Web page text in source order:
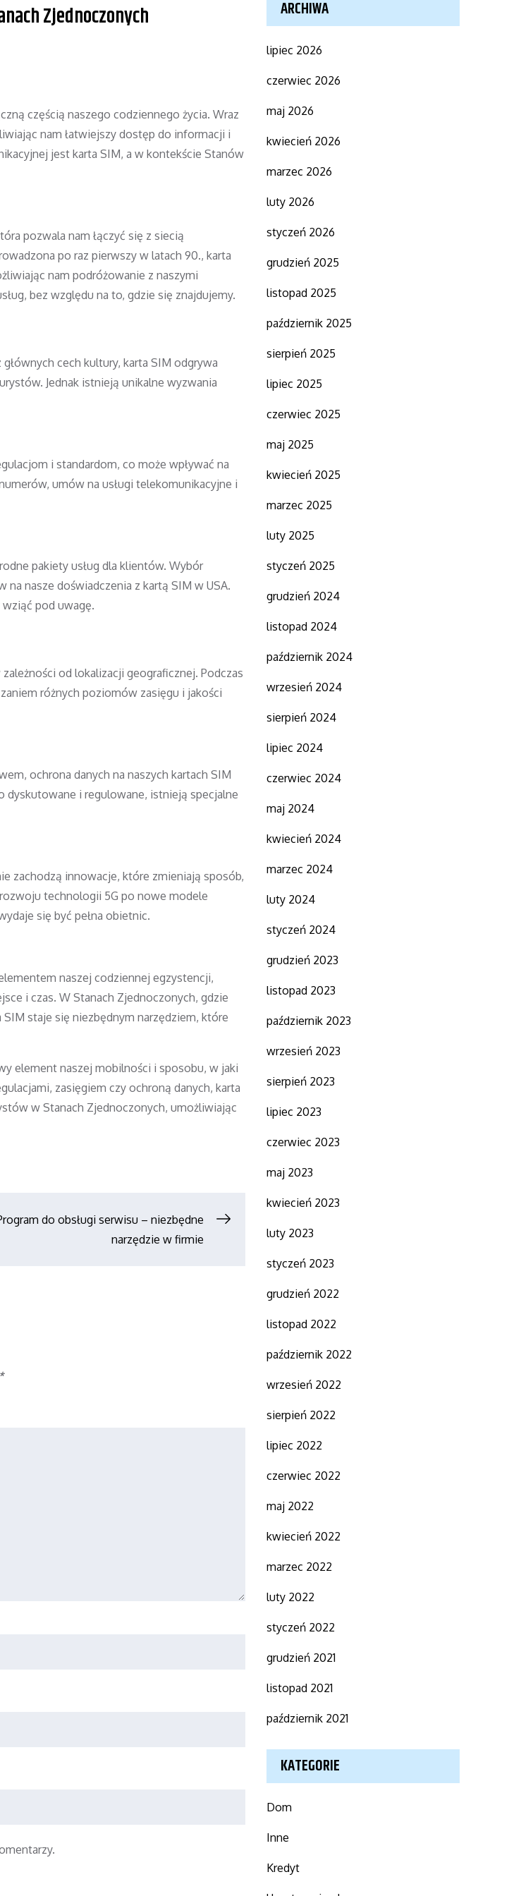
Zjednoczonych
częścią naszego codziennego życia. Wraz
nam łatwiejszy dostęp do informacji i
jest karta SIM, a w kontekście Stanów
pozwala nam łączyć się z siecią
po raz pierwszy w latach 90., karta
nam podróżowanie z naszymi
bez względu na to, gdzie się znajdujemy.
cech kultury, karta SIM odgrywa
Jednak istnieją unikalne wyzwania
i standardom, co może wpływać na
umów na usługi telekomunikacyjne i
pakiety usług dla klientów. Wybór
nasze doświadczenia z kartą SIM w USA.
pod uwagę.
od lokalizacji geograficznej. Podczas
różnych poziomów zasięgu i jakości
ochrona danych na naszych kartach SIM
dyskutowane i regulowane, istnieją specjalne
zachodzą innowacje, które zmieniają sposób,
technologii 5G po nowe modele
się być pełna obietnic.
naszej codziennej egzystencji,
i czas. W Stanach Zjednoczonych, gdzie
staje się niezbędnym narzędziem, które
element naszej mobilności i sposobu, w jaki
zasięgiem czy ochroną danych, karta
w Stanach Zjednoczonych, umożliwiając
do obsługi serwisu – niezbędne
narzędzie w firmie
*
ARCHIWA
lipiec 2026
czerwiec 2026
maj 2026
kwiecień 2026
marzec 2026
luty 2026
styczeń 2026
grudzień 2025
listopad 2025
październik 2025
sierpień 2025
lipiec 2025
czerwiec 2025
maj 2025
kwiecień 2025
marzec 2025
luty 2025
styczeń 2025
grudzień 2024
listopad 2024
październik 2024
wrzesień 2024
sierpień 2024
lipiec 2024
czerwiec 2024
maj 2024
kwiecień 2024
marzec 2024
luty 2024
styczeń 2024
grudzień 2023
listopad 2023
październik 2023
wrzesień 2023
sierpień 2023
lipiec 2023
czerwiec 2023
maj 2023
kwiecień 2023
luty 2023
styczeń 2023
grudzień 2022
listopad 2022
październik 2022
wrzesień 2022
sierpień 2022
lipiec 2022
czerwiec 2022
maj 2022
kwiecień 2022
marzec 2022
luty 2022
styczeń 2022
grudzień 2021
listopad 2021
październik 2021
KATEGORIE
Dom
Inne
Kredyt